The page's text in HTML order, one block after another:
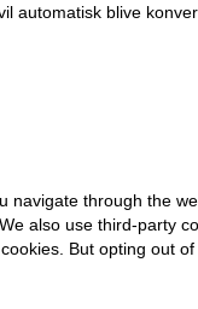
automatisk blive
through the
also use third-party
But opting out